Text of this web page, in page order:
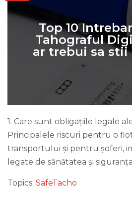
Top 10
Tahograful
ar trebui sa stii
1. Care sunt obligațiile legale
Principalele riscuri pentru o
transportului și pentru șoferi,
legate de sănătatea și
Topics: SafeTacho